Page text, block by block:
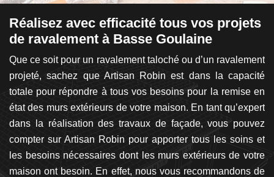
Réalisez avec efficacité tous vos projets
de ravalement à Basse Goulaine
Que ce soit pour un ravalement taloché ou d’un ravalement
projeté, sachez que Artisan Robin est dans la capacité
totale pour répondre à tous vos besoins pour la remise en
état des murs extérieurs de votre maison. En tant qu’expert
dans la réalisation des travaux de façade, vous pouvez
compter sur Artisan Robin pour apporter tous les soins et
les besoins nécessaires dont les murs extérieurs de votre
maison ont besoin. En effet, nous vous recommandons de